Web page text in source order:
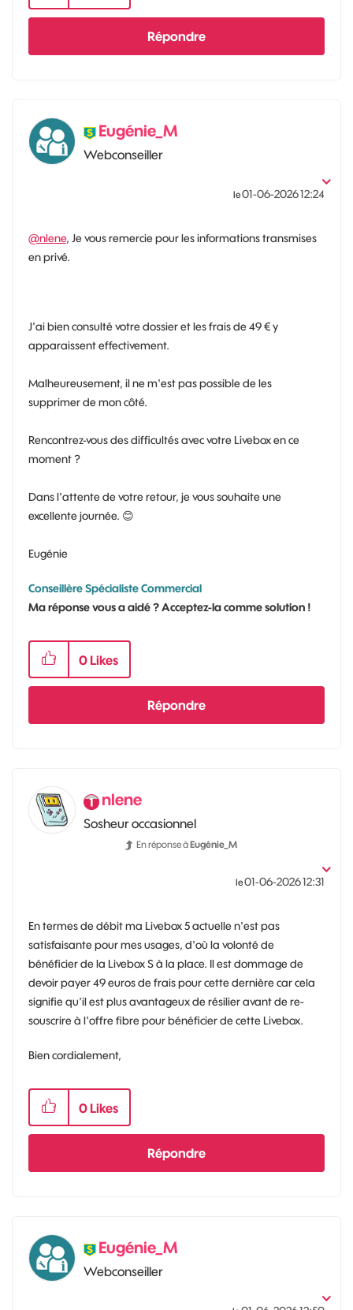
Répondre
Eugénie_M
Webconseiller
le‎01-06-202612:24
@nlene, Je vous remercie pour les informations transmises
en privé.
J'ai bien consulté votre dossier et les frais de 49 € y
apparaissent effectivement.
Malheureusement, il ne m'est pas possible de les
supprimer de mon côté.
Rencontrez-vous des difficultés avec votre Livebox en ce
moment ?
Dans l'attente de votre retour, je vous souhaite une
excellente journée. 😊
Eugénie
Conseillère Spécialiste Commercial
Ma réponse vous a aidé ? Acceptez-la comme solution !
0 Likes
Répondre
nlene
Sosheur occasionnel
En réponse àEugénie_M
le‎01-06-202612:31
En termes de débit ma Livebox 5 actuelle n'est pas
satisfaisante pour mes usages, d'où la volonté de
bénéficier de la Livebox S à la place. Il est dommage de
devoir payer 49 euros de frais pour cette dernière car cela
signifie qu'il est plus avantageux de résilier avant de re-
souscrire à l'offre fibre pour bénéficier de cette Livebox.
Bien cordialement,
0 Likes
Répondre
Eugénie_M
Webconseiller